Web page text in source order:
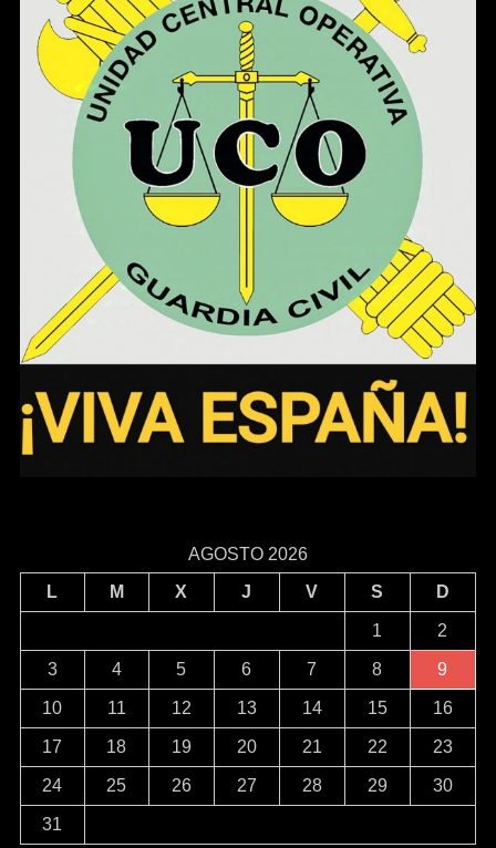
AGOSTO 2026
L
M X J V S D
1 2
3 4 5 6 7 8 9
10 11 12 13 14 15 16
17 18 19 20 21 22 23
24 25 26 27 28 29 30
31